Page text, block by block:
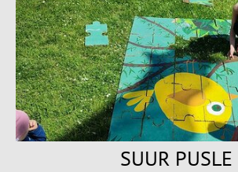
SUUR PUSLE